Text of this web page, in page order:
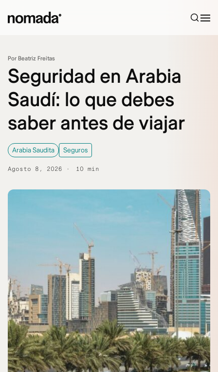
Por Beatriz Freitas
Seguridad en Arabia
Saudí: lo que debes
saber antes de viajar
Arabia Saudita Seguros
Agosto 8, 2026 10 min